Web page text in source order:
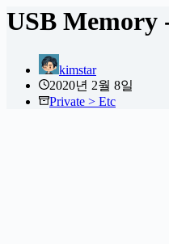
USB Memory
kimstar
2020년 2월 8일
Private > Etc